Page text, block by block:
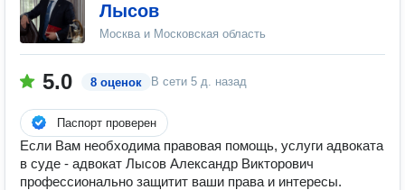
Лысов
Москва и Московская область
5.0 8 оценок В сети 5 д. назад
Паспорт проверен
Если Вам необходима правовая помощь, услуги адвоката
в суде - адвокат Лысов Александр Викторович
профессионально защитит ваши права и интересы.